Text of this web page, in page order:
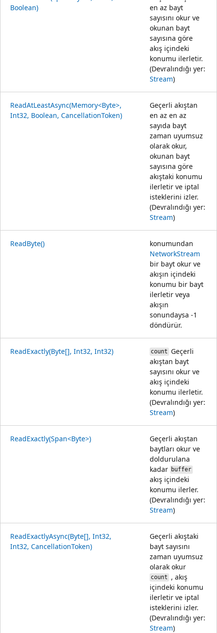
Boolean)
en az bayt
sayısını okur ve
okunan bayt
sayısına göre
akış içindeki
konumu ilerletir.
(Devralındığı yer:
Stream)
ReadAtLeastAsync(Memory<Byte>,
Int32, Boolean, CancellationToken)
Geçerli akıştan
en az en az
sayıda bayt
zaman uyumsuz
olarak okur,
okunan bayt
sayısına göre
akıştaki konumu
ilerletir ve iptal
isteklerini izler.
(Devralındığı yer:
Stream)
ReadByte()
konumundan
NetworkStream
bir bayt okur ve
akışın içindeki
konumu bir bayt
ilerletir veya
akışın
sonundaysa -1
döndürür.
ReadExactly(Byte[], Int32, Int32) count Geçerli
akıştan bayt
sayısını okur ve
akış içindeki
konumu ilerletir.
(Devralındığı yer:
Stream)
ReadExactly(Span<Byte>)
Geçerli akıştan
baytları okur ve
doldurulana
kadar buffer
akış içindeki
konumu ilerler.
(Devralındığı yer:
Stream)
ReadExactlyAsync(Byte[], Int32,
Int32, CancellationToken)
Geçerli akıştaki
bayt sayısını
zaman uyumsuz
olarak okur
count , akış
içindeki konumu
ilerletir ve iptal
isteklerini izler.
(Devralındığı yer:
Stream)